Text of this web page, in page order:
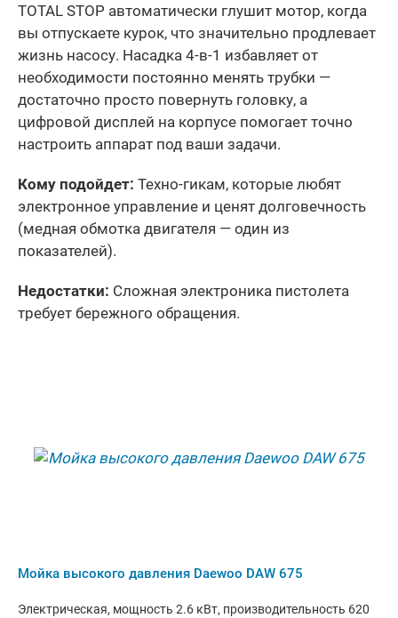
TOTAL STOP автоматически глушит мотор, когда
вы отпускаете курок, что значительно продлевает
жизнь насосу. Насадка 4-в-1 избавляет от
необходимости постоянно менять трубки —
достаточно просто повернуть головку, а
цифровой дисплей на корпусе помогает точно
настроить аппарат под ваши задачи.
Кому подойдет: Техно-гикам, которые любят
электронное управление и ценят долговечность
(медная обмотка двигателя — один из
показателей).
Недостатки: Сложная электроника пистолета
требует бережного обращения.
Мойка высокого давления Daewoo DAW 675
Электрическая, мощность 2.6 кВт, производительность 620